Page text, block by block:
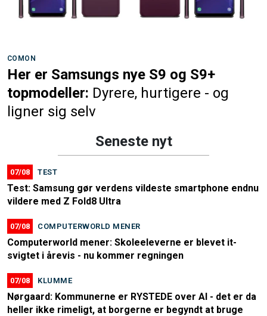
COMON
Her er Samsungs nye S9 og S9+
topmodeller: Dyrere, hurtigere - og
ligner sig selv
Seneste nyt
07/08 TEST
Test: Samsung gør verdens vildeste smartphone endnu
vildere med Z Fold8 Ultra
07/08 COMPUTERWORLD MENER
Computerworld mener: Skoleeleverne er blevet it-
svigtet i årevis - nu kommer regningen
07/08 KLUMME
Nørgaard: Kommunerne er RYSTEDE over AI - det er da
heller ikke rimeligt, at borgerne er begyndt at bruge